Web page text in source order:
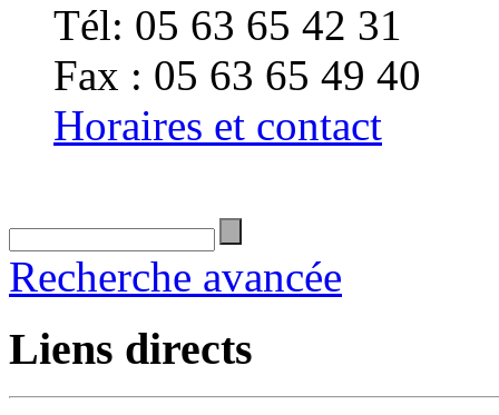
Tél: 05 63 65 42 31
Fax : 05 63 65 49 40
Horaires et contact
Recherche avancée
Liens directs